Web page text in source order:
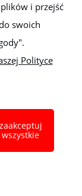
214
i przejść
swoich
Polityce
zaakceptuj
wszystkie